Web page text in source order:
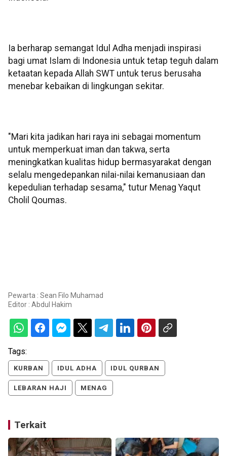
Ia berharap semangat Idul Adha menjadi inspirasi
bagi umat Islam di Indonesia untuk tetap teguh dalam
ketaatan kepada Allah SWT untuk terus berusaha
menebar kebaikan di lingkungan sekitar.
"Mari kita jadikan hari raya ini sebagai momentum
untuk memperkuat iman dan takwa, serta
meningkatkan kualitas hidup bermasyarakat dengan
selalu mengedepankan nilai-nilai kemanusiaan dan
kepedulian terhadap sesama," tutur Menag Yaqut
Cholil Qoumas.
Pewarta : Sean Filo Muhamad
Editor : Abdul Hakim
Tags:
KURBAN IDUL ADHA IDUL QURBAN
LEBARAN HAJI MENAG
Terkait